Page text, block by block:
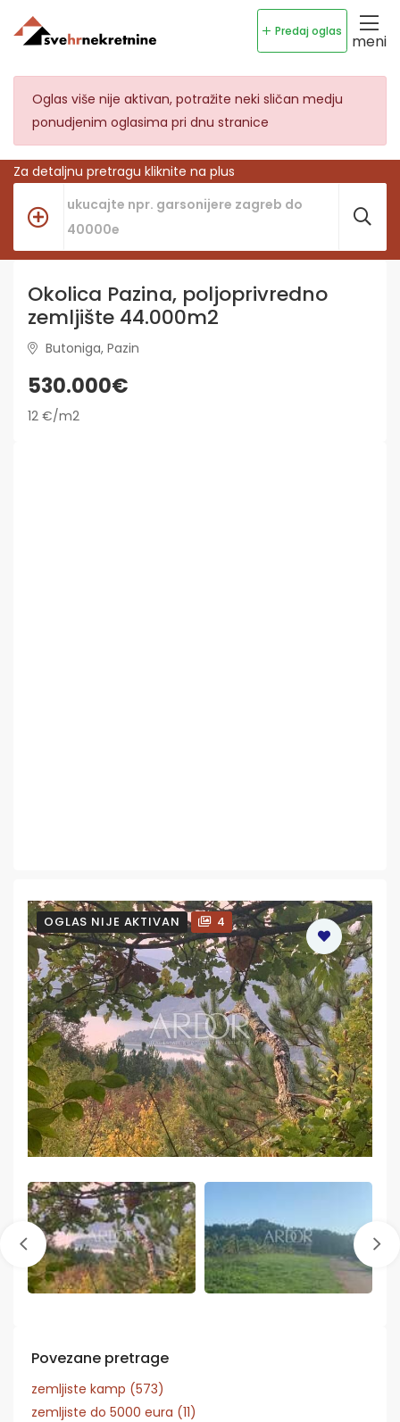
Predaj oglas
meni
Oglas više nije aktivan, potražite neki sličan medju
ponudjenim oglasima pri dnu stranice
Za detaljnu pretragu kliknite na plus
Okolica Pazina, poljoprivredno
zemljište 44.000m2
Butoniga, Pazin
530.000€
12 €/m2
OGLAS NIJE AKTIVAN 4
Povezane pretrage
zemljiste kamp (573)
zemljiste do 5000 eura (11)